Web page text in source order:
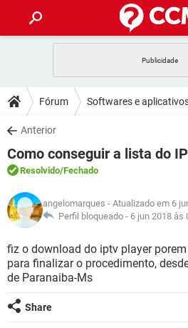
CELULAR
OUTLOOK
INSTAGRAM
GUIA DE COMPRAS
DICAS
JOGOS
OUTLOOK
INSTAGRAM
GUIA DE COMPRAS
DOWNLOADS
JOGOS
CELULAR
OUTLOOK
INSTAGRAM
GUIA DE COMPRAS
FÓRUM
JOGOS
CELULAR
INSTAGRAM
GLOSSÁRIO
JOGOS
CELULAR
OUTLOOK
INSTAGRAM
Fórum Softwares e
Anterior
Como conseguir a lista do
Resolvido/Fechado
angelomarques - Atualizado em 6
Perfil bloqueado - 6 jun 2018 às
fiz o download do iptv player
para finalizar o procedimento,
de Paranaiba-Ms
Share